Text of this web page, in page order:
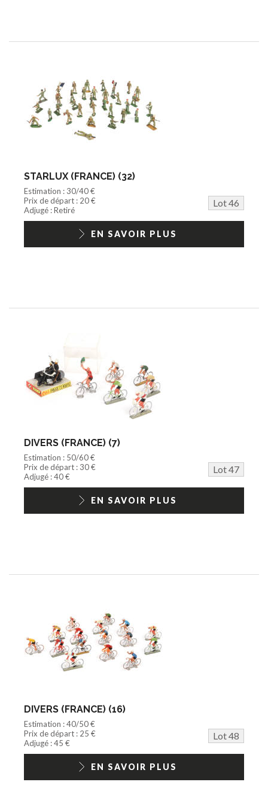
STARLUX (FRANCE) (32)
Estimation : 30/40 €
Prix de départ : 20 €
Lot 46
Adjugé : Retiré
EN SAVOIR PLUS
DIVERS (FRANCE) (7)
Estimation : 50/60 €
Prix de départ : 30 €
Lot 47
Adjugé : 40 €
EN SAVOIR PLUS
DIVERS (FRANCE) (16)
Estimation : 40/50 €
Prix de départ : 25 €
Lot 48
Adjugé : 45 €
EN SAVOIR PLUS